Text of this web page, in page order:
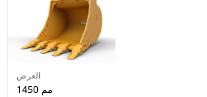
العرض
1450 مم